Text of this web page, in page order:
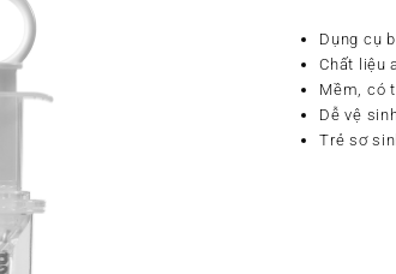
Dụng cụ
Chất liệu
Mềm, có
Dễ vệ
Trẻ sơ